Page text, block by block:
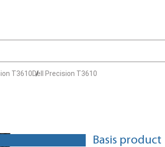
T3610Dell Precision T3610
Basis product